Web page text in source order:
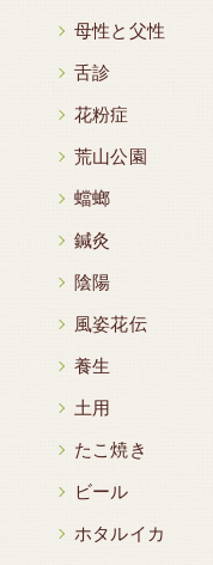
母性と父性
舌診
花粉症
荒山公園
蟷螂
鍼灸
陰陽
風姿花伝
養生
土用
たこ焼き
ビール
ホタルイカ